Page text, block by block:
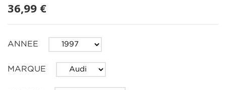
36,99 €
ANNEE
MARQUE